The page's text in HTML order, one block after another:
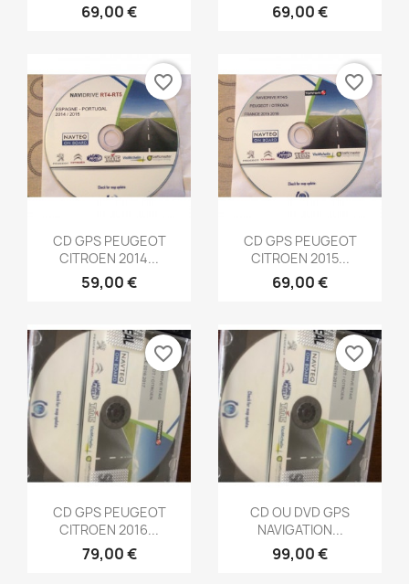
69,00 € 69,00 €
Aperçu rapide
CD GPS PEUGEOT
CITROEN 2014...
59,00 €
favorite_border
Aperçu rapide
CD GPS PEUGEOT
CITROEN 2015...
69,00 €
favorite_border
Aperçu rapide
CD GPS PEUGEOT
CITROEN 2016...
79,00 €
favorite_border
Aperçu rapide
CD OU DVD GPS
NAVIGATION...
99,00 €
favorite_border